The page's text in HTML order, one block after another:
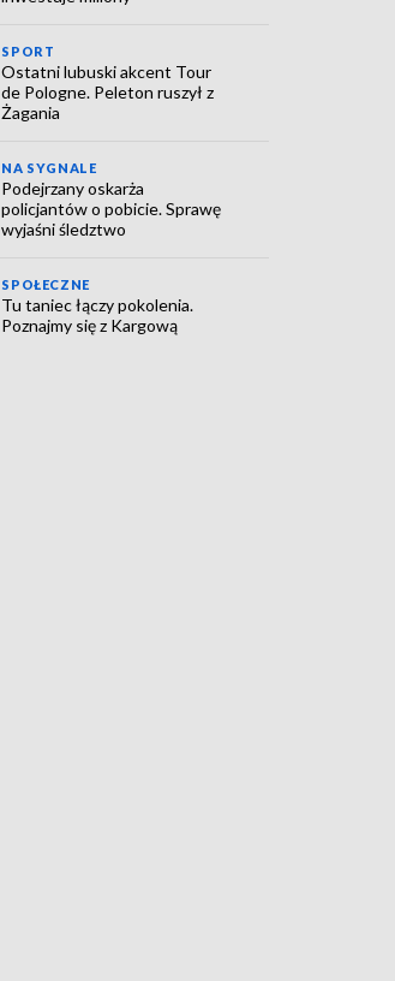
SPORT
Ostatni lubuski akcent Tour
de Pologne. Peleton ruszył z
Żagania
NA SYGNALE
Podejrzany oskarża
policjantów o pobicie. Sprawę
wyjaśni śledztwo
SPOŁECZNE
Tu taniec łączy pokolenia.
Poznajmy się z Kargową